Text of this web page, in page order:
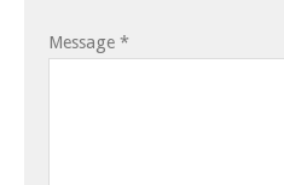
Message *